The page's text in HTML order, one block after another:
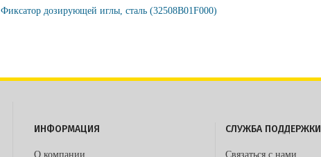
Фиксатор дозирующей иглы, сталь (32508B01F000)
ИНФОРМАЦИЯ
О компании
СЛУЖБА ПОДДЕРЖКИ
Связаться с нами